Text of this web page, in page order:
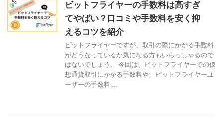
ビットフライヤーの手数料は高すぎ
てやばい？口コミや手数料を安く抑
えるコツを紹介
ビットフライヤーですが、取引の際にかかる手数料
がどうなっているか気になる方もいらっしゃるので
はないでしょう。 今回は、ビットフライヤーでの仮
想通貨取引にかかる手数料や、ビットフライヤーユ
ーザーの手数料 ...